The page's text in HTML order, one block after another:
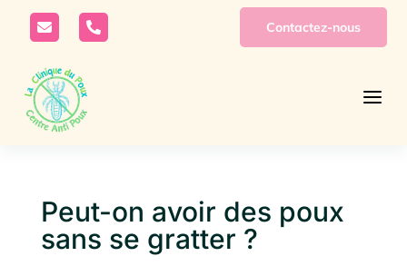
  Contactez-nous
a
Peut-on avoir des poux
sans se gratter ?